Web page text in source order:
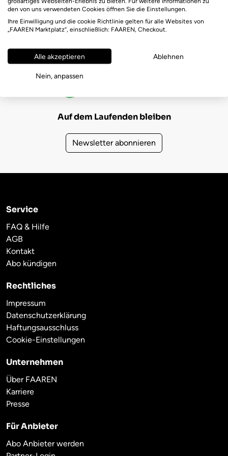
FAAREN Marktplatz Bewertungen
Auf dem Laufenden bleiben
Newsletter abonnieren
Service
FAQ & Hilfe
AGB
Kontakt
Abo kündigen
Rechtliches
Impressum
Datenschutzerklärung
Haftungsausschluss
Cookie-Einstellungen
Unternehmen
Über FAAREN
Karriere
Presse
Für Anbieter
Abo Anbieter werden
den von uns verwendeten Cookies öffnen Sie die Einstellungen.
Ihre Einwilligung und die cookie Richtlinie gelten für alle Websites von
„FAAREN Marktplatz“, einschließlich: FAAREN, Checkout.
Alle akzeptieren Ablehnen
Nein, anpassen